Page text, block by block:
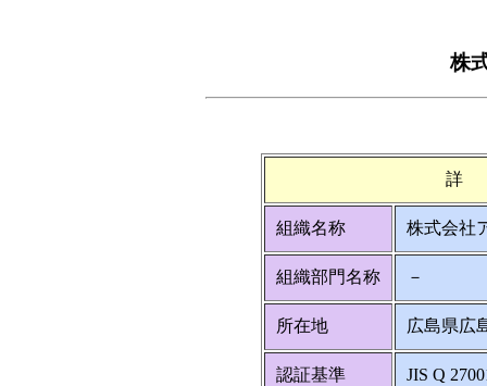
株
詳
組織名称 株式会社
組織部門名称 －
所在地 広島県広
認証基準 JIS Q